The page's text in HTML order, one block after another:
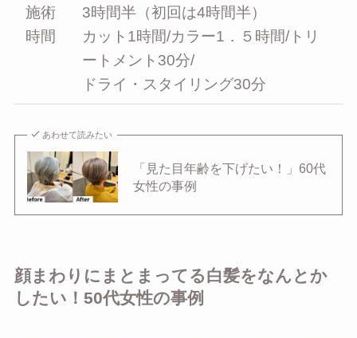
施術
時間
3時間半（初回は4時間半）
カット1時間/カラー1．５時間/トリ
ートメント30分/
ドライ・スタイリング30分
あわせて読みたい
「見た目年齢を下げたい！」60代
女性の事例
顔まわりにまとまってる白髪をなんとか
したい！50代女性の事例